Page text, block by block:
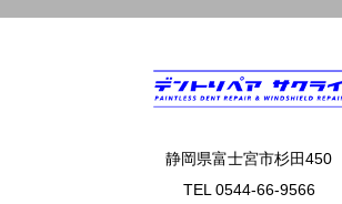
静岡県富士宮市杉田450
TEL 0544-66-9566